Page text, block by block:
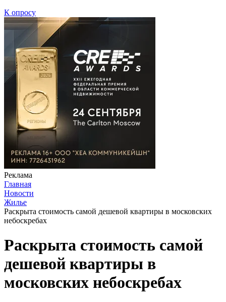
К опросу
Реклама
Главная
Новости
Жилье
Раскрыта стоимость самой дешевой квартиры в московских
небоскребах
Раскрыта стоимость самой
дешевой квартиры в
московских небоскребах